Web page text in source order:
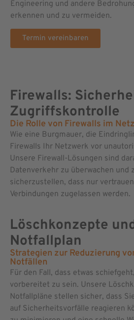
Engineering und andere
erkennen und zu vermeiden.
Termin vereinbaren
Firewalls:
Zugriffskontrolle
Die Rolle von Firewalls im
Wie eine Burgmauer, die
Firewalls Ihr Netzwerk vor
Unsere Firewall-Lösungen sind
Datenverkehr zu überwachen und
sicherzustellen, dass nur
Verbindungen zugelassen werden.
Löschkonzepte
Notfallplan
Strategien zur Reduzierung
Notfällen
Für den Fall, dass etwas
vorbereitet zu sein. Unsere
Notfallpläne stellen sicher, dass
auf Sicherheitsvorfälle reagieren